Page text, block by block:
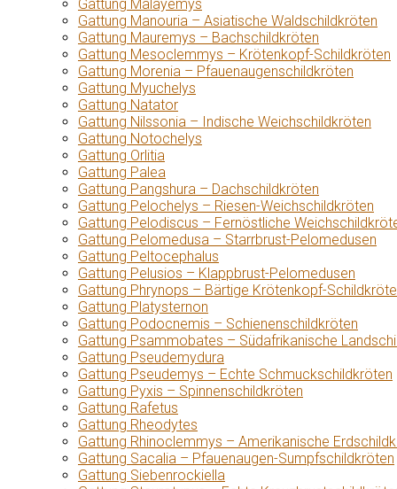
Gattung Malayemys
Gattung Manouria – Asiatische Waldschildkröten
Gattung Mauremys – Bachschildkröten
Gattung Mesoclemmys – Krötenkopf-Schildkröten
Gattung Morenia – Pfauenaugenschildkröten
Gattung Myuchelys
Gattung Natator
Gattung Nilssonia – Indische Weichschildkröten
Gattung Notochelys
Gattung Orlitia
Gattung Palea
Gattung Pangshura – Dachschildkröten
Gattung Pelochelys – Riesen-Weichschildkröten
Gattung Pelodiscus – Fernöstliche
Gattung Pelomedusa – Starrbrust-Pelomedusen
Gattung Peltocephalus
Gattung Pelusios – Klappbrust-Pelomedusen
Gattung Phrynops – Bärtige Krötenkopf-
Gattung Platysternon
Gattung Podocnemis – Schienenschildkröten
Gattung Psammobates – Südafrikanische
Gattung Pseudemydura
Gattung Pseudemys – Echte Schmuckschildkröten
Gattung Pyxis – Spinnenschildkröten
Gattung Rafetus
Gattung Rheodytes
Gattung Rhinoclemmys – Amerikanische
Gattung Sacalia – Pfauenaugen-Sumpfschildkröten
Gattung Siebenrockiella